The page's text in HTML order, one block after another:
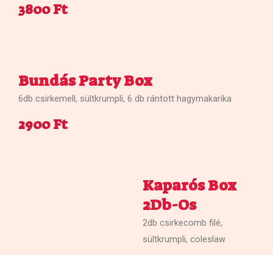
3800 Ft
Bundás Party Box
6db csirkemell, sültkrumpli, 6 db rántott hagymakarika
2900 Ft
Kaparós Box
2Db-Os
2db csirkecomb filé,
sültkrumpli, coleslaw